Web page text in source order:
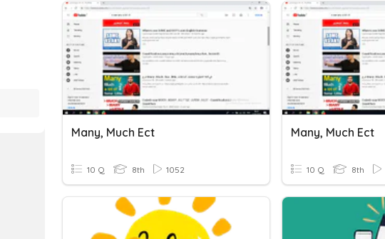
Many, Much Ect
10 Q 8th 1052
Many, Much Ect
10 Q 8th